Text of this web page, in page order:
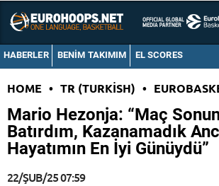
HABERLER BENIM TAKIMIM EL SCORES
HOME • TR (TURKISH) •
Mario Hezonja: “Maç
Batırdım, Kazanamadık
Hayatımın En İyi Günüydü”
22/ŞUB/25 07:59